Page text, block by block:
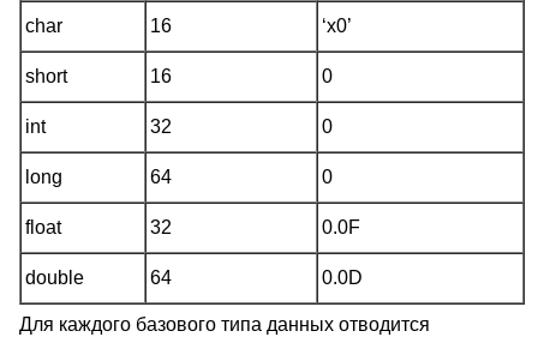
char 16 ‘x0’
short 16 0
int 32 0
long 64 0
float 32 0.0F
double 64 0.0D
Для каждого базового типа данных отводится